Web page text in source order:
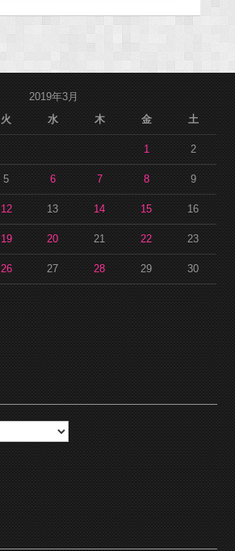
2019年3月
火 水 木 金 土
1 2
5 6 7 8 9
12 13 14 15 16
19 20 21 22 23
26 27 28 29 30